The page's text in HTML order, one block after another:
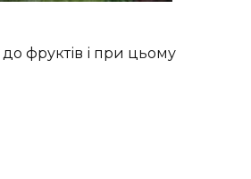
до фруктів і при цьому